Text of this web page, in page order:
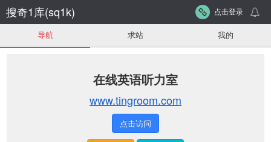
搜奇1库(sq1k) 点击登录
导航 求站 我的
在线英语听力室
www.tingroom.com
点击访问